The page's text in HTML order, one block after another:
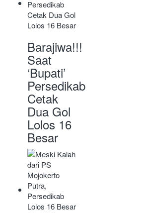
Barajiwa!!!
Saat
‘Bupati’
Persedikab
Cetak
Dua Gol
Lolos 16
Besar